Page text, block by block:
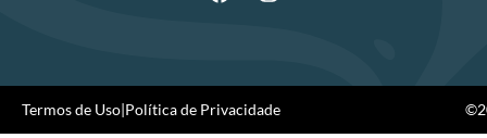
Termos de Uso|Política de Privacidade